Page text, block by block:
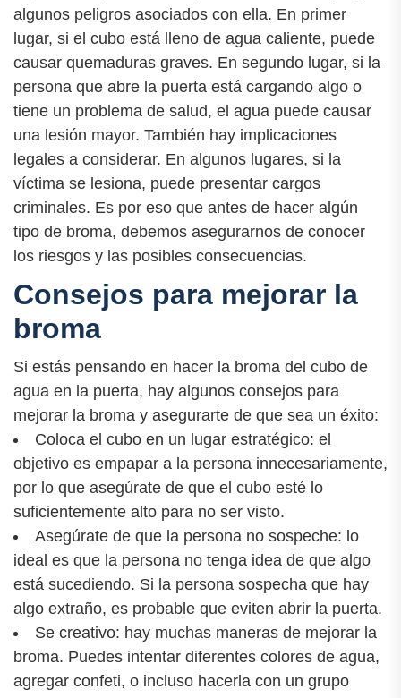
algunos peligros asociados con ella. En primer
lugar, si el cubo está lleno de agua caliente, puede
causar quemaduras graves. En segundo lugar, si la
persona que abre la puerta está cargando algo o
tiene un problema de salud, el agua puede causar
una lesión mayor. También hay implicaciones
legales a considerar. En algunos lugares, si la
víctima se lesiona, puede presentar cargos
criminales. Es por eso que antes de hacer algún
tipo de broma, debemos asegurarnos de conocer
los riesgos y las posibles consecuencias.
Consejos para mejorar la
broma
Si estás pensando en hacer la broma del cubo de
agua en la puerta, hay algunos consejos para
mejorar la broma y asegurarte de que sea un éxito:
Coloca el cubo en un lugar estratégico: el
objetivo es empapar a la persona innecesariamente,
por lo que asegúrate de que el cubo esté lo
suficientemente alto para no ser visto.
Asegúrate de que la persona no sospeche: lo
ideal es que la persona no tenga idea de que algo
está sucediendo. Si la persona sospecha que hay
algo extraño, es probable que eviten abrir la puerta.
Se creativo: hay muchas maneras de mejorar la
broma. Puedes intentar diferentes colores de agua,
agregar confeti, o incluso hacerla con un grupo